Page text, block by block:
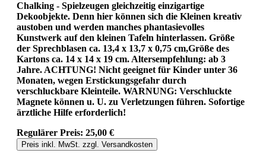
Chalking - Spielzeugen gleichzeitig einzigartige
Dekoobjekte. Denn hier können sich die Kleinen kreativ
austoben und werden manches phantasievolles
Kunstwerk auf den kleinen Tafeln hinterlassen. Größe
der Sprechblasen ca. 13,4 x 13,7 x 0,75 cm,Größe des
Kartons ca. 14 x 14 x 19 cm. Altersempfehlung: ab 3
Jahre. ACHTUNG! Nicht geeignet für Kinder unter 36
Monaten, wegen Erstickungsgefahr durch
verschluckbare Kleinteile. WARNUNG: Verschluckte
Magnete können u. U. zu Verletzungen führen. Sofortige
ärztliche Hilfe erforderlich!
Regulärer Preis: 25,00 €
Preis inkl. MwSt. zzgl. Versandkosten